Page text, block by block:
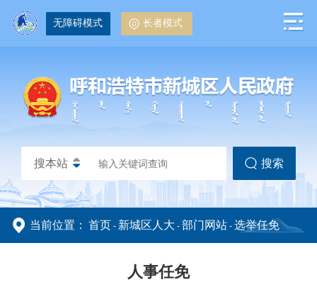
无障碍模式 长者模式
搜本站 搜索
政务动态 政务公开
当前位置： 首页 - 新城区人大 - 部门网站- 选举任免
人事任免